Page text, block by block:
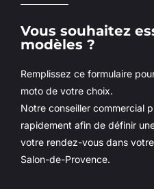
Vous souhaitez
modèles ?
Remplissez ce formulaire
moto de votre choix.
Notre conseiller commercial
rapidement afin de définir
votre rendez-vous dans
Salon-de-Provence.